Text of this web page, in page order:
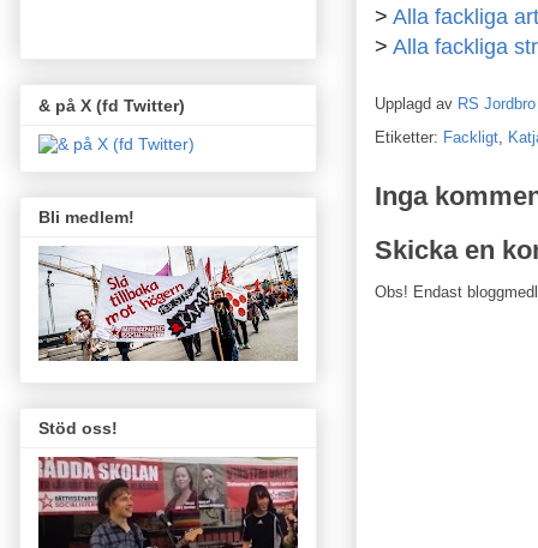
> Alla fackliga
> Alla fackliga
Upplagd av RS Jordbro
Etiketter: Fackligt
Inga
Skicka en
Obs! Endast
& på X (fd Twitter)
Bli medlem!
Stöd oss!